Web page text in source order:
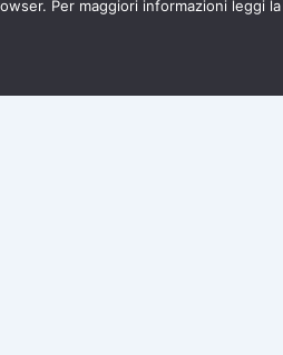
Per maggiori informazioni leggi